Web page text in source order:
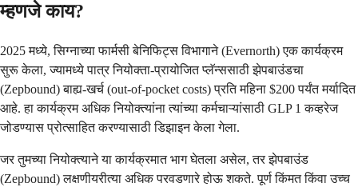
म्हणजे काय?
2025 मध्ये, सिग्नाच्या फार्मसी बेनिफिट्स विभागाने (Evernorth) एक कार्यक्रम
सुरू केला, ज्यामध्ये पात्र नियोक्ता-प्रायोजित प्लॅन्ससाठी झेपबाउंडचा
(Zepbound) बाह्य-खर्च (out-of-pocket costs) प्रति महिना $200 पर्यंत मर्यादित
आहे. हा कार्यक्रम अधिक नियोक्त्यांना त्यांच्या कर्मचाऱ्यांसाठी GLP 1 कव्हरेज
जोडण्यास प्रोत्साहित करण्यासाठी डिझाइन केला गेला.
जर तुमच्या नियोक्त्याने या कार्यक्रमात भाग घेतला असेल, तर झेपबाउंड
(Zepbound) लक्षणीयरीत्या अधिक परवडणारे होऊ शकते. पूर्ण किंमत किंवा उच्च